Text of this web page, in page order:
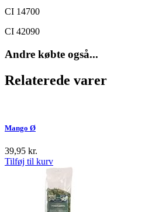
CI 14700
CI 42090
Andre købte også...
Relaterede varer
Mango Ø
39,95 kr.
Tilføj til kurv